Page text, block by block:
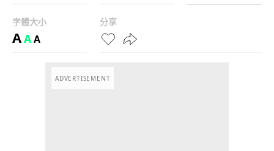
字體大小
AAA
分享
ADVERTISEMENT